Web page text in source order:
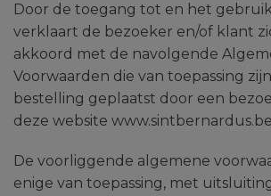
Door de toegang tot en het
verklaart de bezoeker en/of klant
akkoord met de navolgende
Voorwaarden die van toepassing
bestelling geplaatst door een
deze website
De voorliggende algemene
enige van toepassing, met